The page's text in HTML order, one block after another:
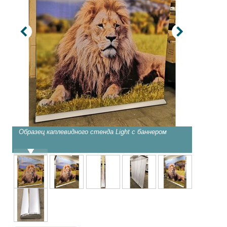
Образец каплевидного стенда Light с баннером